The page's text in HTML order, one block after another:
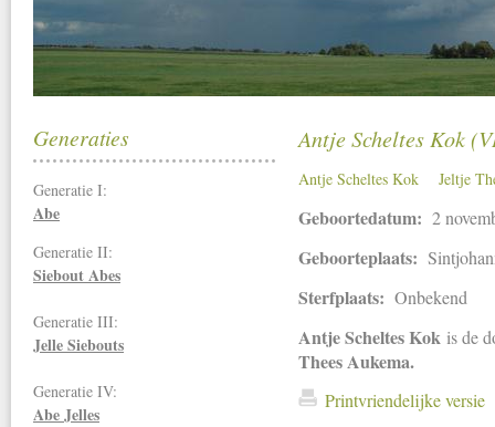
Antje Scheltes Kok
Antje Scheltes Kok Jeltje
Geboortedatum: 2
Geboorteplaats:
Sterfplaats: Onbekend
Antje Scheltes Kok is de
Thees Aukema.
Printvriendelijke versie
Generaties
Generatie I:
Abe
Generatie II:
Siebout Abes
Generatie III:
Jelle Siebouts
Generatie IV:
Abe Jelles